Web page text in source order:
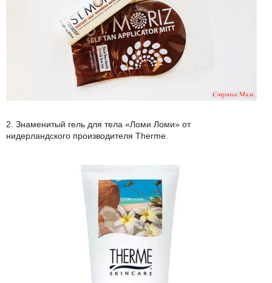
2. Знаменитый гель для тела «Ломи Ломи» от
нидерландского производителя Therme.